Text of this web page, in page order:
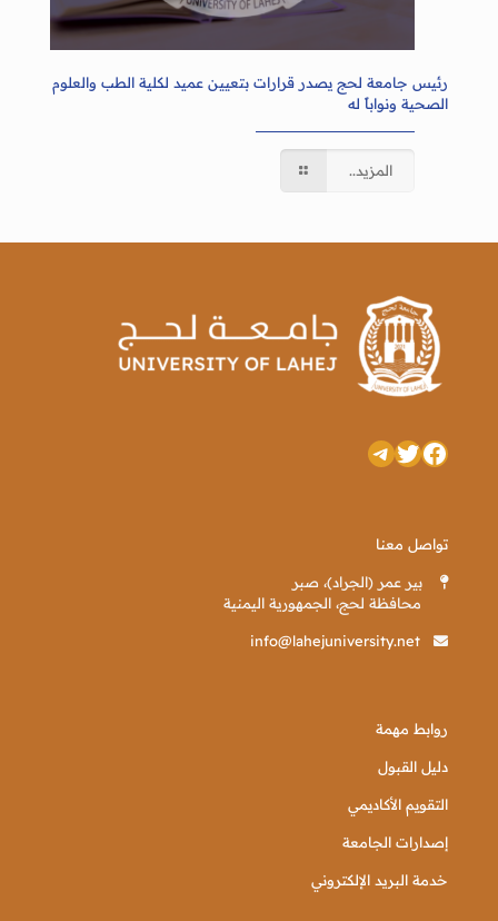
رئيس جامعة لحج يصدر قرارات بتعيين عميد لكلية الطب والعلوم
الصحية ونواباً له
المزيد..
فيسبوك
تويترتيليجرام
تواصل معنا
بير عمر (الجراد)، صبر
محافظة لحج، الجمهورية اليمنية
info@lahejuniversity.net
روابط مهمة
دليل القبول
التقويم الأكاديمي
إصدارات الجامعة
خدمة البريد الإلكتروني